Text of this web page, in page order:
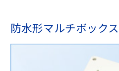
防水形マルチボックス